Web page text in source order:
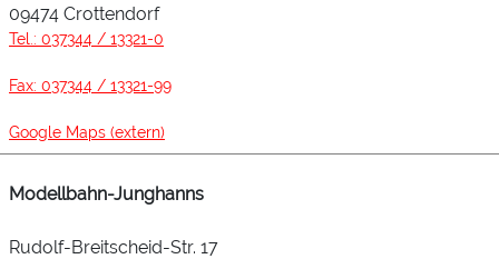
09474 Crottendorf
Tel.: 037344 / 13321-0
Fax: 037344 / 13321-99
Google Maps (extern)
Modellbahn-Junghanns
Rudolf-Breitscheid-Str. 17